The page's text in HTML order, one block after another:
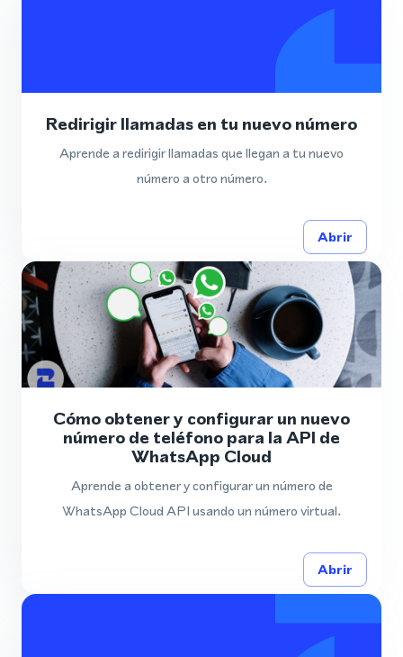
Redirigir llamadas en tu nuevo número
Aprende a redirigir llamadas que llegan a tu nuevo
número a otro número.
Abrir
Cómo obtener y configurar un nuevo
número de teléfono para la API de
WhatsApp Cloud
Aprende a obtener y configurar un número de
WhatsApp Cloud API usando un número virtual.
Abrir